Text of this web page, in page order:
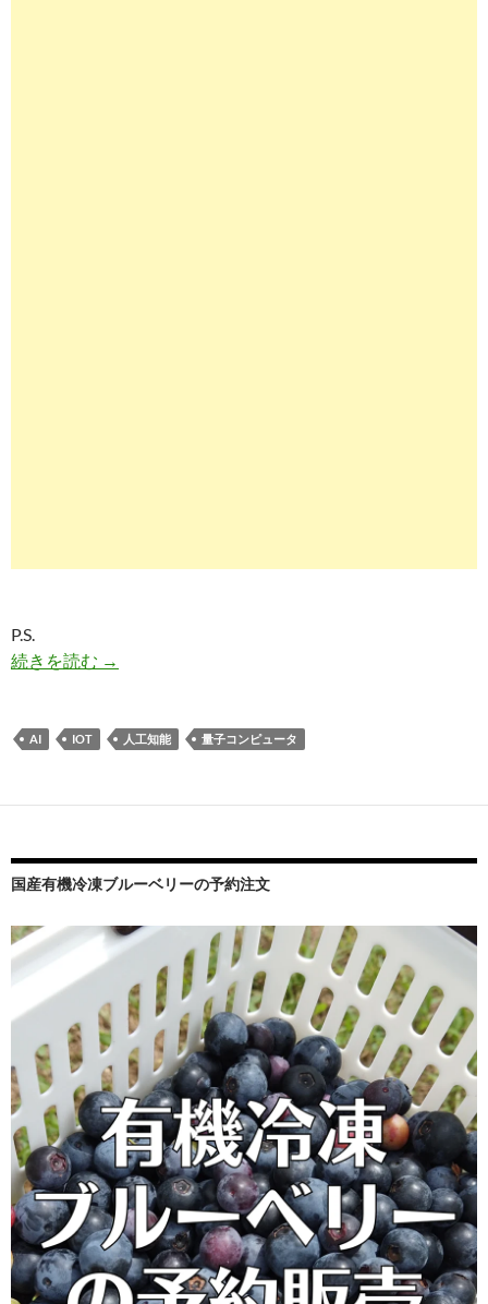
P.S.
続きを読む なぜ量子コンピューターに注目が集まっているの
→
AI IOT 人工知能 量子コンピュータ
国産有機冷凍ブルーベリーの予約注文